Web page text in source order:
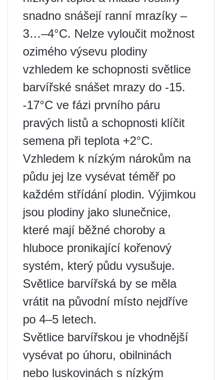
snadno snášejí ranní mrazíky –
3…–4°C. Nelze vyloučit možnost
ozimého výsevu plodiny
vzhledem ke schopnosti světlice
barvířské snášet mrazy do -15.
-17°C ve fázi prvního páru
pravých listů a schopnosti klíčit
semena při teplota +2°C.
Vzhledem k nízkým nárokům na
půdu jej lze vysévat téměř po
každém střídání plodin. Výjimkou
jsou plodiny jako slunečnice,
které mají běžné choroby a
hluboce pronikající kořenový
systém, který půdu vysušuje.
Světlice barvířská by se měla
vrátit na původní místo nejdříve
po 4–5 letech.
Světlice barvířskou je vhodnější
vysévat po úhoru, obilninách
nebo luskovinách s nízkým